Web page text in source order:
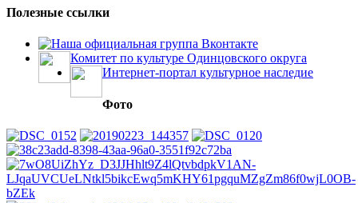
Полезные ссылки
Наша официальная группа Вконтакте
Комитет по культуре Одинцовского округа
Интернет-портал культурное наследие
Фото